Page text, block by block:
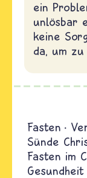
ein
unlösbar
keine
da, um
Fasten
Sünde
Fasten im
Gesundheit